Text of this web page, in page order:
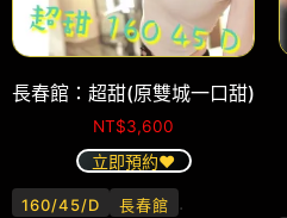
長春館：超甜(原雙城一口甜)
NT$3,600
立即預約❤️
160/45/D 長春館 .